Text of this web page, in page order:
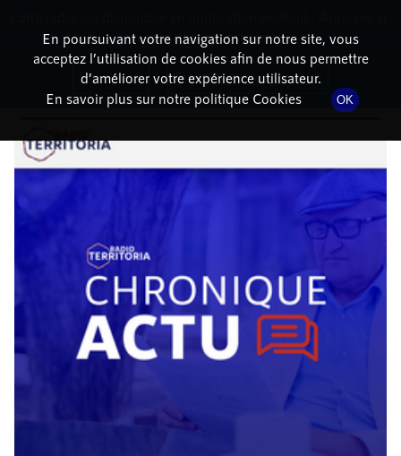
DÉTAILS DE L'ÉPISODE
18 août 2021 à 4h02, durée : 3 minutes
En poursuivant votre navigation sur notre site, vous
acceptez l’utilisation de cookies afin de nous permettre
d’améliorer votre expérience utilisateur.
En savoir plus sur notre politique Cookies
OK
dessous pour l'installer.
Non merci Télécharger l'application